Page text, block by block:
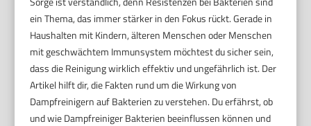
ein Thema, das immer stärker in den Fokus rückt. Gerade in
Haushalten mit Kindern, älteren Menschen oder Menschen
mit geschwächtem Immunsystem möchtest du sicher sein,
dass die Reinigung wirklich effektiv und ungefährlich ist. Der
Artikel hilft dir, die Fakten rund um die Wirkung von
Dampfreinigern auf Bakterien zu verstehen. Du erfährst, ob
und wie Dampfreiniger Bakterien beeinflussen können und